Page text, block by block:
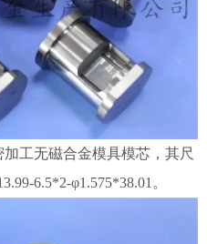
工无磁合金模具模芯，其尺
6.5*2-φ1.575*38.01。